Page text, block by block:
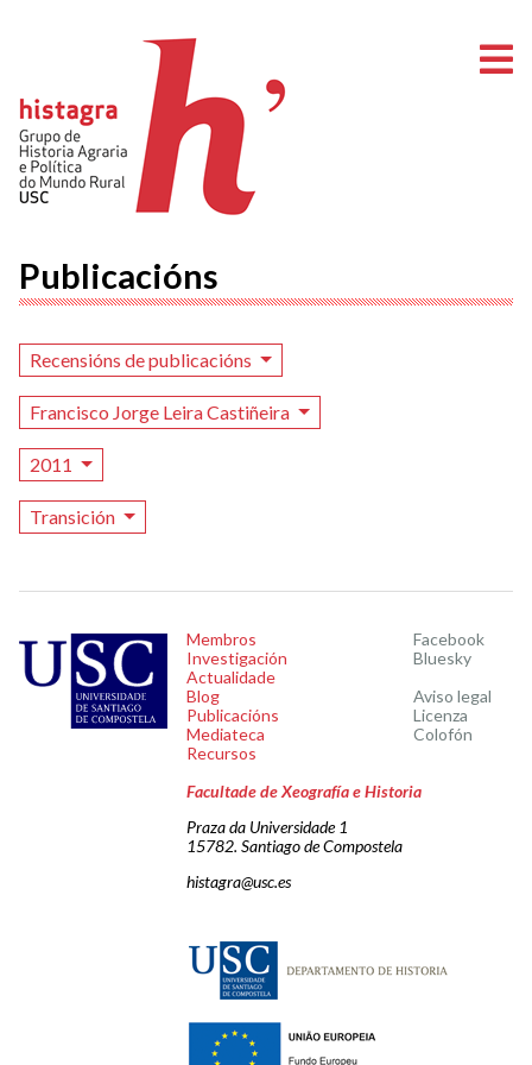
Publicacións
Recensións de publicacións
Francisco Jorge Leira Castiñeira
2011
Transición
Membros
Investigación
Actualidade
Blog
Publicacións
Mediateca
Recursos
Facebook
Bluesky
Aviso legal
Licenza
Colofón
Facultade de Xeografía e Historia
Praza da Universidade 1
15782. Santiago de Compostela
histagra@usc.es